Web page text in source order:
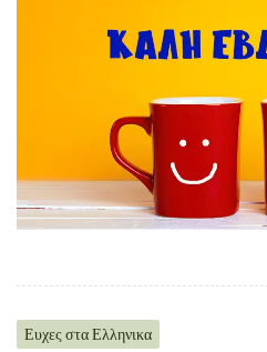
Ευχες στα Ελληνικα